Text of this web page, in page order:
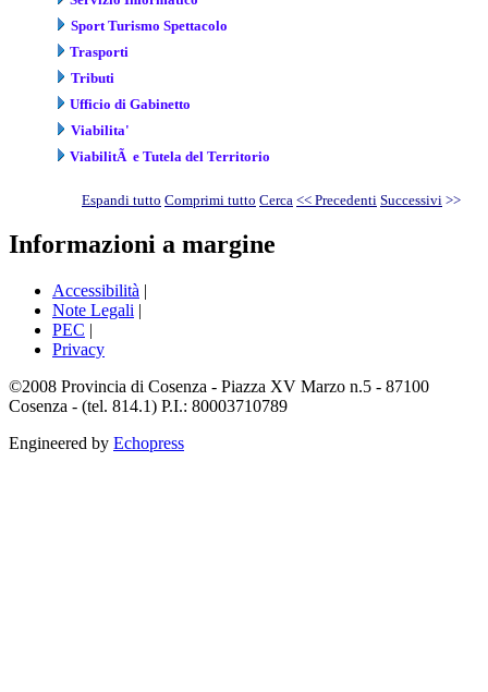
Sport Turismo Spettacolo
Trasporti
Tributi
Ufficio di Gabinetto
Viabilita'
ViabilitÃ e Tutela del Territorio
Espandi tutto Comprimi tutto Cerca << Precedenti Successivi >>
Informazioni a margine
Accessibilità |
Note Legali |
PEC |
Privacy
©2008 Provincia di Cosenza - Piazza XV Marzo n.5 - 87100
Cosenza - (tel. 814.1) P.I.: 80003710789
Engineered by Echopress